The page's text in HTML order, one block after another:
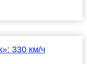
330 км/ч